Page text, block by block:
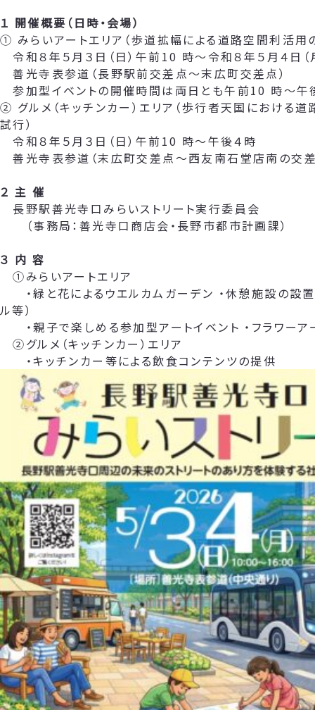
１ 開催概要（日時・会場）
① みらいアートエリア（歩道拡幅による道路空間利活用
令和８年５月３日（日）午前10 時～令和８年５月４日（
善光寺表参道（長野駅前交差点～末広町交差点）
参加型イベントの開催時間は両日とも午前10 時～午
② グルメ（キッチンカー）エリア（歩行者天国における
試行）
令和８年５月３日（日）午前10 時～午後４時
善光寺表参道（末広町交差点～西友南石堂店南の交
２ 主 催
長野駅善光寺口みらいストリート実行委員会
（事務局：善光寺口商店会・長野市都市計画課）
３ 内 容
①みらいアートエリア
・緑と花によるウエルカムガーデン ・休憩施設の設置
ル等）
・親子で楽しめる参加型アートイベント ・フラワーア
②グルメ（キッチンカー）エリア
・キッチンカー等による飲食コンテンツの提供